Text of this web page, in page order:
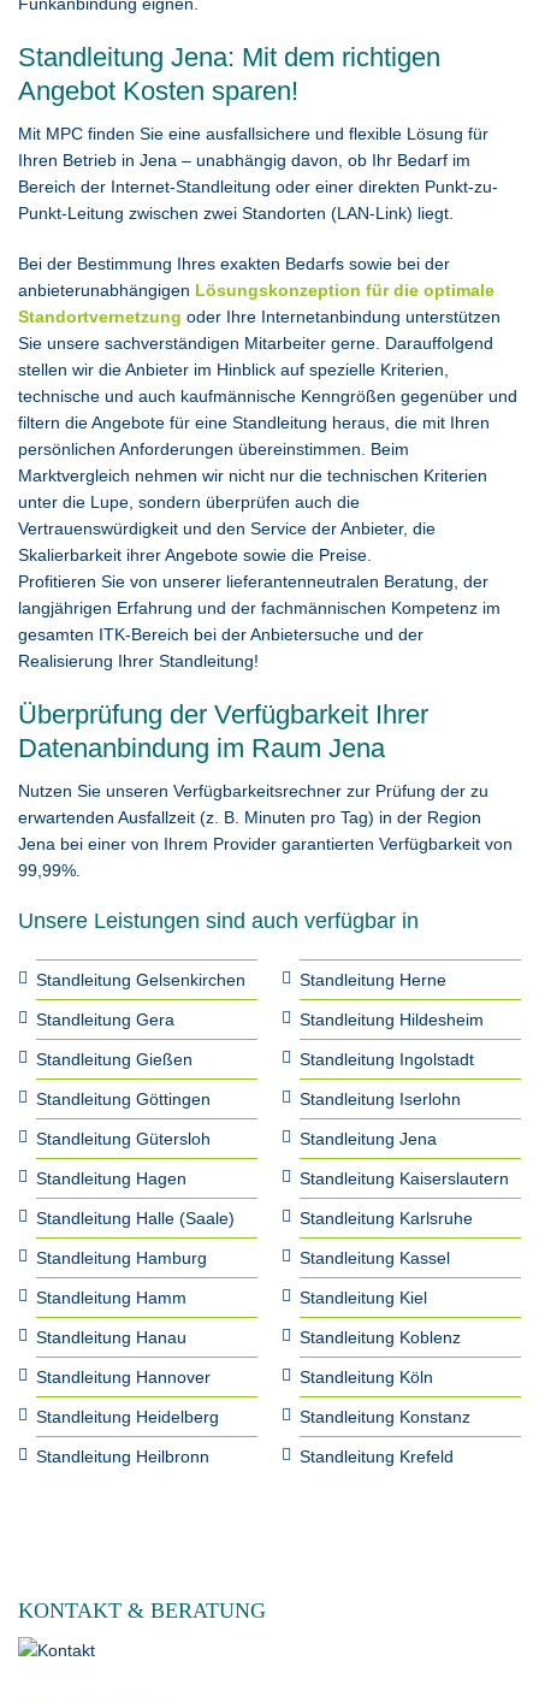
Standleitung Jena: Mit dem richtigen
Angebot Kosten sparen!
Mit MPC finden Sie eine ausfallsichere und flexible Lösung für
Ihren Betrieb in Jena – unabhängig davon, ob Ihr Bedarf im
Bereich der Internet-Standleitung oder einer direkten Punkt-zu-
Punkt-Leitung zwischen zwei Standorten (LAN-Link) liegt.
Bei der Bestimmung Ihres exakten Bedarfs sowie bei der
anbieterunabhängigen Lösungskonzeption für die optimale
Standortvernetzung oder Ihre Internetanbindung unterstützen
Sie unsere sachverständigen Mitarbeiter gerne. Darauffolgend
stellen wir die Anbieter im Hinblick auf spezielle Kriterien,
technische und auch kaufmännische Kenngrößen gegenüber und
filtern die Angebote für eine Standleitung heraus, die mit Ihren
persönlichen Anforderungen übereinstimmen. Beim
Marktvergleich nehmen wir nicht nur die technischen Kriterien
unter die Lupe, sondern überprüfen auch die
Vertrauenswürdigkeit und den Service der Anbieter, die
Skalierbarkeit ihrer Angebote sowie die Preise.
Profitieren Sie von unserer lieferantenneutralen Beratung, der
langjährigen Erfahrung und der fachmännischen Kompetenz im
gesamten ITK-Bereich bei der Anbietersuche und der
Realisierung Ihrer Standleitung!
Überprüfung der Verfügbarkeit Ihrer
Datenanbindung im Raum Jena
Nutzen Sie unseren Verfügbarkeitsrechner zur Prüfung der zu
erwartenden Ausfallzeit (z. B. Minuten pro Tag) in der Region
Jena bei einer von Ihrem Provider garantierten Verfügbarkeit von
99,99%.
Unsere Leistungen sind auch verfügbar in
Standleitung Gelsenkirchen
Standleitung Gera
Standleitung Gießen
Standleitung Göttingen
Standleitung Gütersloh
Standleitung Hagen
Standleitung Halle (Saale)
Standleitung Hamburg
Standleitung Hamm
Standleitung Hanau
Standleitung Hannover
Standleitung Heidelberg
Standleitung Heilbronn
Standleitung Herne
Standleitung Hildesheim
Standleitung Ingolstadt
Standleitung Iserlohn
Standleitung Jena
Standleitung Kaiserslautern
Standleitung Karlsruhe
Standleitung Kassel
Standleitung Kiel
Standleitung Koblenz
Standleitung Köln
Standleitung Konstanz
Standleitung Krefeld
KONTAKT & BERATUNG